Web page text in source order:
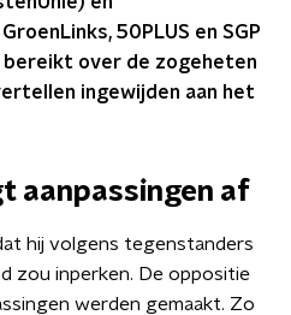
50PLUS en SGP
bereikt over de zogeheten
ingewijden aan het
aanpassingen af
hij volgens tegenstanders
zou inperken. De oppositie
werden gemaakt. Zo